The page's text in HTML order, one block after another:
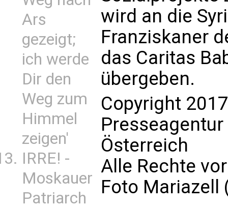
Ars
gezeigt;
ich werde
Dir den
Weg zum
Himmel
zeigen'
IRRE! -
Moskauer
Patriarch
wird an die
Franziskaner
das Caritas
übergeben.
Copyright
Presseagentur
Österreich
Alle Rechte
Foto Mariazell